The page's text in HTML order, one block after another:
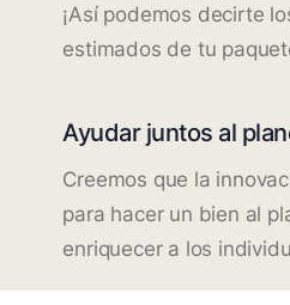
¡Así podemos decirte
estimados de tu
Ayudar juntos al
Creemos que la
para hacer un bien al
enriquecer a los